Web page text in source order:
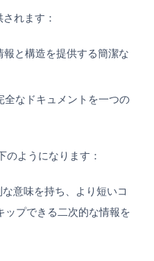
れます：
と構造を提供する簡潔な
全なドキュメントを一つの
ようになります：
意味を持ち、より短いコ
ップできる二次的な情報を